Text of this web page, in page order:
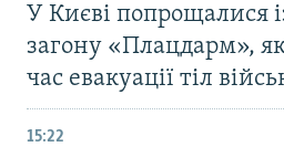
У Києві попрощалися
загону «Плацдарм»,
час евакуації тіл
15:22